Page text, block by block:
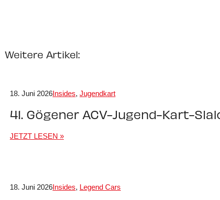
Weitere Artikel:
18. Juni 2026Insides, Jugendkart
41. Gögener ACV-Jugend-Kart-
JETZT LESEN »
18. Juni 2026Insides, Legend Cars